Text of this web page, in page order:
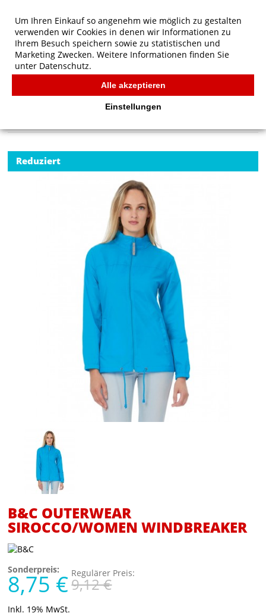
B&C Outerwear Sirocco/women Windbreaker
Reduziert
B&C OUTERWEAR
SIROCCO/WOMEN WINDBREAKER
Sonderpreis:
8,75 € Regulärer Preis:
9,12 €
Inkl. 19% MwSt.
Um Ihren Einkauf so angenehm wie möglich zu gestalten
verwenden wir Cookies in denen wir Informationen zu
Ihrem Besuch speichern sowie zu statistischen und
Marketing Zwecken. Weitere Informationen finden Sie
unter Datenschutz.
Alle akzeptieren
Einstellungen